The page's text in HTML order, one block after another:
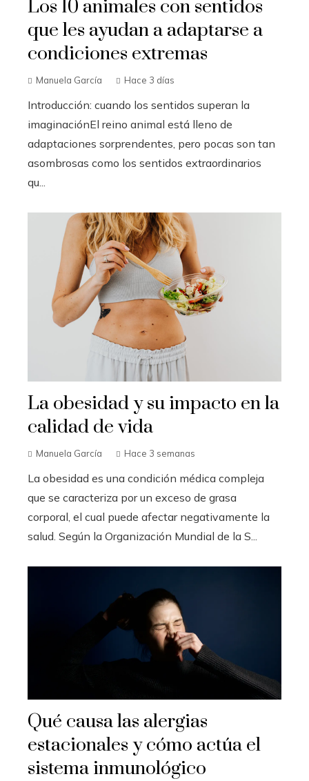
Los 10 animales con sentidos
que les ayudan a adaptarse a
condiciones extremas
Manuela García Hace 3 días
Introducción: cuando los sentidos superan la
imaginaciónEl reino animal está lleno de
adaptaciones sorprendentes, pero pocas son tan
asombrosas como los sentidos extraordinarios
qu...
La obesidad y su impacto en la
calidad de vida
Manuela García Hace 3 semanas
La obesidad es una condición médica compleja
que se caracteriza por un exceso de grasa
corporal, el cual puede afectar negativamente la
salud. Según la Organización Mundial de la S...
Qué causa las alergias
estacionales y cómo actúa el
sistema inmunológico